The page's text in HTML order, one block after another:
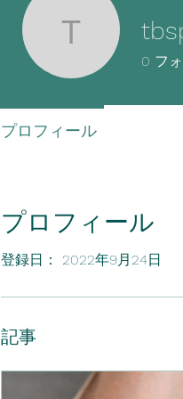
プロフィール
登録日： 2022年9月24日
記事
0 フ
プロフィール